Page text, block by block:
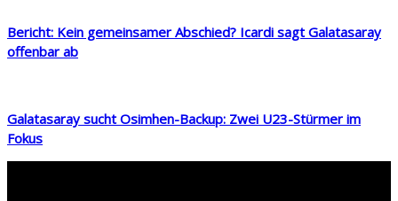
Bericht: Kein gemeinsamer Abschied? Icardi sagt Galatasaray
offenbar ab
Galatasaray sucht Osimhen-Backup: Zwei U23-Stürmer im
Fokus